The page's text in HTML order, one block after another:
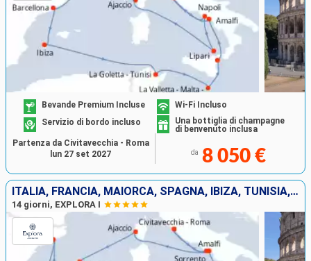
Bevande Premium Incluse
Wi-Fi Incluso
Servizio di bordo incluso
Una bottiglia di champagne
di benvenuto inclusa
da 8 050 €
Partenza da Civitavecchia - Roma
lun 27 set 2027
ITALIA, FRANCIA, MAIORCA, SPAGNA, IBIZA, TUNISIA, MALTA
14 giorni, EXPLORA I